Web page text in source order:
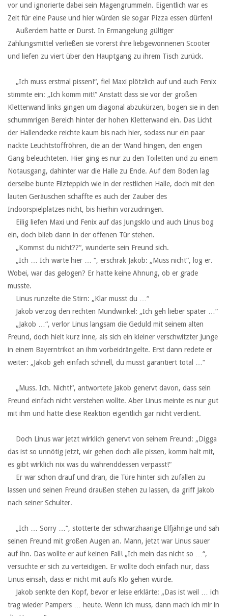
vor und ignorierte dabei sein Magengrummeln. Eigentlich war es
Zeit für eine Pause und hier würden sie sogar Pizza essen dürfen!
Zahlungsmittel verließen sie vorerst ihre liebgewonnenen Scooter
und liefen zu viert über den Hauptgang zu ihrem Tisch zurück.
stimmte ein: „Ich komm mit!“ Anstatt dass sie vor der großen
Kletterwand links gingen um diagonal abzukürzen, bogen sie in den
schummrigen Bereich hinter der hohen Kletterwand ein. Das Licht
der Hallendecke reichte kaum bis nach hier, sodass nur ein paar
nackte Leuchtstoffröhren, die an der Wand hingen, den engen
Gang beleuchteten. Hier ging es nur zu den Toiletten und zu einem
Notausgang, dahinter war die Halle zu Ende. Auf dem Boden lag
derselbe bunte Filzteppich wie in der restlichen Halle, doch mit den
lauten Geräuschen schaffte es auch der Zauber des
Indoorspielplatzes nicht, bis hierhin vorzudringen.
ein, doch blieb dann in der offenen Tür stehen.
‏ ‏ ‏„Kommst du nicht??“, wunderte sein Freund sich.
Wobei, war das gelogen? Er hatte keine Ahnung, ob er grade
musste.
‏ ‏ ‏Linus runzelte die Stirn: „Klar musst du …“
‏ ‏ ‏Jakob verzog den rechten Mundwinkel: „Ich geh lieber später …“
Freund, doch hielt kurz inne, als sich ein kleiner verschwitzter Junge
in einem Bayerntrikot an ihm vorbeidrängelte. Erst dann redete er
weiter: „Jakob geh einfach schnell, du musst garantiert total …“
Freund einfach nicht verstehen wollte. Aber Linus meinte es nur gut
mit ihm und hatte diese Reaktion eigentlich gar nicht verdient.
das ist so unnötig jetzt, wir gehen doch alle pissen, komm halt mit,
es gibt wirklich nix was du währenddessen verpasst!“
lassen und seinen Freund draußen stehen zu lassen, da griff Jakob
nach seiner Schulter.
seinen Freund mit großen Augen an. Mann, jetzt war Linus sauer
auf ihn. Das wollte er auf keinen Fall! „Ich mein das nicht so …“,
versuchte er sich zu verteidigen. Er wollte doch einfach nur, dass
Linus einsah, dass er nicht mit aufs Klo gehen würde.
trag wieder Pampers … heute. Wenn ich muss, dann mach ich mir in